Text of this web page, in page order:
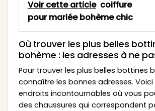
Voir cette article coiffure
pour mariée bohème chic
Où trouver les plus belles
bohème : les adresses à ne
Pour trouver les plus belles bottines
connaître les bonnes adresses. Voici
endroits incontournables où vous
des chaussures qui correspondent